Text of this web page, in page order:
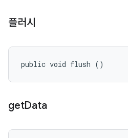
플러시
public void flush ()
getData